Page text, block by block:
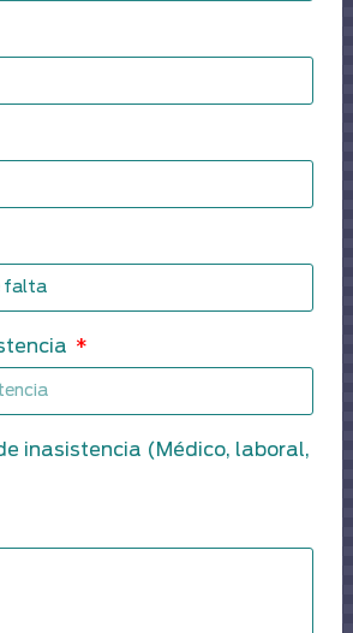
inasistencia (Médico, laboral,